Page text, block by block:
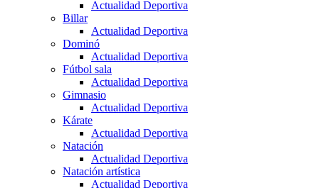
Actualidad Deportiva
Billar
Actualidad Deportiva
Dominó
Actualidad Deportiva
Fútbol sala
Actualidad Deportiva
Gimnasio
Actualidad Deportiva
Kárate
Actualidad Deportiva
Natación
Actualidad Deportiva
Natación artística
Actualidad Deportiva